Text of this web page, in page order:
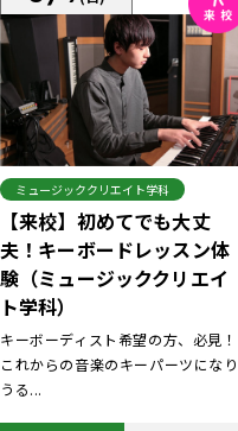
ミュージッククリエイト学科
【来校】初めてでも大丈
夫！キーボードレッスン体
験（ミュージッククリエイ
ト学科）
キーボーディスト希望の方、必見！
これからの音楽のキーパーツになり
うる...